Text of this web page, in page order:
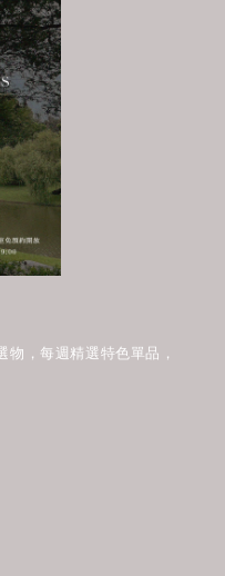
物，每週精選特色單品，